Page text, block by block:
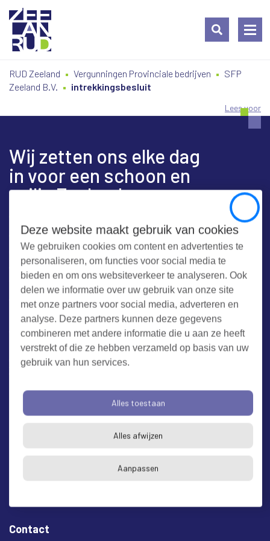
Close
Deze website maakt gebruik van cookies
We gebruiken cookies om content en advertenties te
personaliseren, om functies voor social media te
bieden en om ons websiteverkeer te analyseren. Ook
delen we informatie over uw gebruik van onze site
met onze partners voor social media, adverteren en
analyse. Deze partners kunnen deze gegevens
combineren met andere informatie die u aan ze heeft
verstrekt of die ze hebben verzameld op basis van uw
gebruik van hun services.
Alles toestaan
Alles afwijzen
Aanpassen
naar
naarRUD Zeeland Vergunningen Provinciale bedrijven
SFP
Zeeland B.V.
intrekkingsbesluit
Lees voor
Wij zetten ons elke dag
in voor een schoon en
veilig Zeeland
Contact
Werken bij RUD Zeeland
Milieuklacht melden
Algemene voorwaarden
Toegankelijkheid
Bezoekadres en postadres
* op afspraak
RUD Zeeland
Buitenruststraat 6
Contact